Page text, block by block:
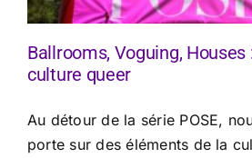
Ballrooms, Voguing, Houses
culture queer
Au détour de la série POSE,
porte sur des éléments de la